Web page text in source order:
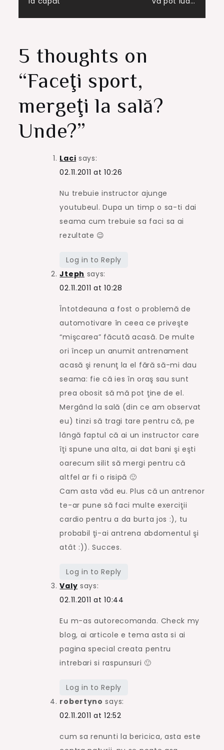
navigation
5 thoughts on
“Faceţi sport,
mergeţi la sală?
Unde?”
Laci says:
02.11.2011 at 10:26
Nu trebuie instructor ajunge
youtubeul. Dupa un timp o sa-ti dai
seama cum trebuie sa faci sa ai
rezultate 😉
Log in to Reply
Jteph says:
02.11.2011 at 10:28
Întotdeauna a fost o problemă de
automotivare în ceea ce priveşte
“mişcarea” făcută acasă. De multe
ori încep un anumit antrenament
acasă şi renunţ la el fără să-mi dau
seama: fie că ies în oraş sau sunt
prea obosit să mă pot ţine de el.
Mergând la sală (din ce am observat
eu) tinzi să tragi tare pentru că, pe
lângă faptul că ai un instructor care
îţi spune una alta, ai dat bani şi eşti
oarecum silit să mergi pentru că
altfel ar fi o risipă 🙂
Cam asta văd eu. Plus că un antrenor
te-ar pune să faci multe exerciţii
cardio pentru a da burta jos :), tu
probabil ţi-ai antrena abdomentul şi
atât :)). Succes.
Log in to Reply
Valy says:
02.11.2011 at 10:44
Eu m-as autorecomanda. Check my
blog, ai articole e tema asta si ai
pagina special creata pentru
intrebari si raspunsuri 🙂
Log in to Reply
robertyno says:
02.11.2011 at 12:52
cum sa renunti la bericica, asta este